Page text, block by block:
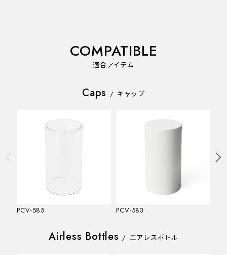
COMPATIBLE
適合アイテム
Caps / キャップ
PCV-585 PCV-583
Airless Bottles / エアレスボトル